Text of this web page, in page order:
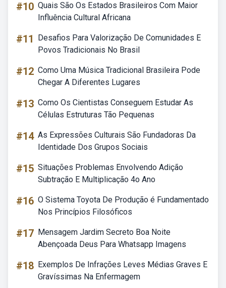
#10 Quais São Os Estados Brasileiros Com Maior
Influência Cultural Africana
#11
Desafios Para Valorização De Comunidades E
Povos Tradicionais No Brasil
#12 Como Uma Música Tradicional Brasileira Pode
Chegar A Diferentes Lugares
#13 Como Os Cientistas Conseguem Estudar As
Células Estruturas Tão Pequenas
#14 As Expressões Culturais São Fundadoras Da
Identidade Dos Grupos Sociais
#15 Situações Problemas Envolvendo Adição
Subtração E Multiplicação 4o Ano
#16 O Sistema Toyota De Produção é Fundamentado
Nos Princípios Filosóficos
#17 Mensagem Jardim Secreto Boa Noite
Abençoada Deus Para Whatsapp Imagens
#18 Exemplos De Infrações Leves Médias Graves E
Gravíssimas Na Enfermagem